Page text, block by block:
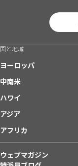
国と地域
ヨーロッパ
中南米
ハワイ
アジア
アフリカ
ウェブマガジン